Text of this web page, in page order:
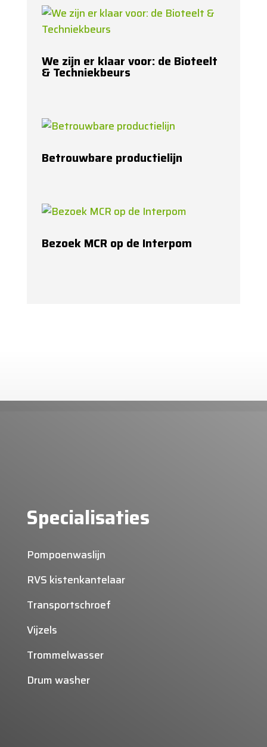
We zijn er klaar voor: de Bioteelt
& Techniekbeurs
Betrouwbare productielijn
Bezoek MCR op de Interpom
Specialisaties
Pompoenwaslijn
RVS kistenkantelaar
Transportschroef
Vijzels
Trommelwasser
Drum washer